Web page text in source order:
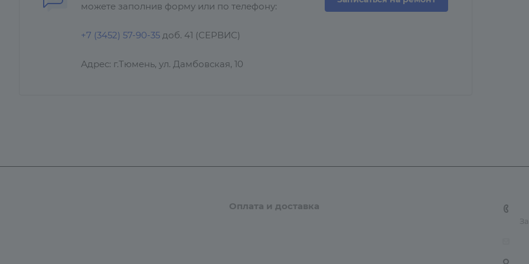
можете заполнив форму или по телефону:
+7 (3452) 57-90-35 доб. 41 (СЕРВИС)
Адрес: г.Тюмень, ул. Дамбовская, 10
Оплата и доставка